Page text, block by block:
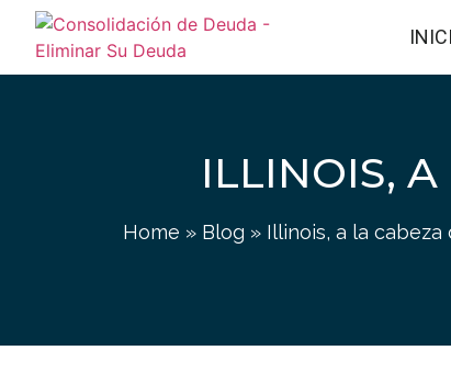
ILLINOIS,
Home » Blog » Illinois, a la